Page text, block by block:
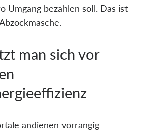
Umgang bezahlen soll. Das ist
man sich vor
andienen vorrangig